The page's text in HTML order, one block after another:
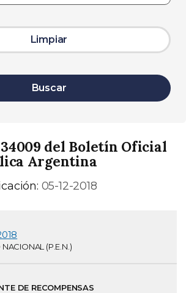
Limpiar
Buscar
del Boletín Oficial
Argentina
05-12-2018
(P.E.N.)
DE RECOMPENSAS